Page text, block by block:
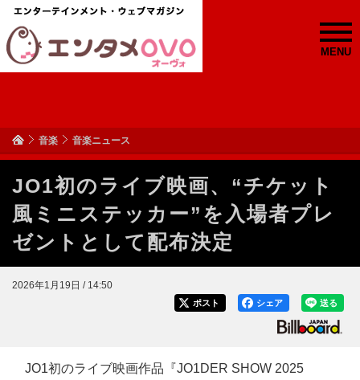
MENU
音楽 音楽ニュース
JO1初のライブ映画、“チケット
風ミニステッカー”を入場者プレ
ゼントとして配布決定
2026年1月19日 / 14:50
送る
シェア
ポスト
JO1初のライブ映画作品『JO1DER SHOW 2025